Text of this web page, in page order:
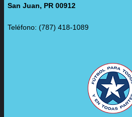
San Juan, PR 00912
Teléfono: (787) 418-1089